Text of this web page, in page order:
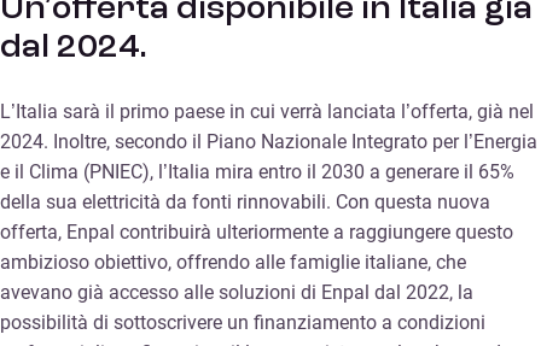
Un’offerta disponibile in Italia già
dal 2024.
L’Italia sarà il primo paese in cui verrà lanciata l’offerta, già nel
2024. Inoltre, secondo il Piano Nazionale Integrato per l’Energia
e il Clima (PNIEC), l’Italia mira entro il 2030 a generare il 65%
della sua elettricità da fonti rinnovabili. Con questa nuova
offerta, Enpal contribuirà ulteriormente a raggiungere questo
ambizioso obiettivo, offrendo alle famiglie italiane, che
avevano già accesso alle soluzioni di Enpal dal 2022, la
possibilità di sottoscrivere un finanziamento a condizioni